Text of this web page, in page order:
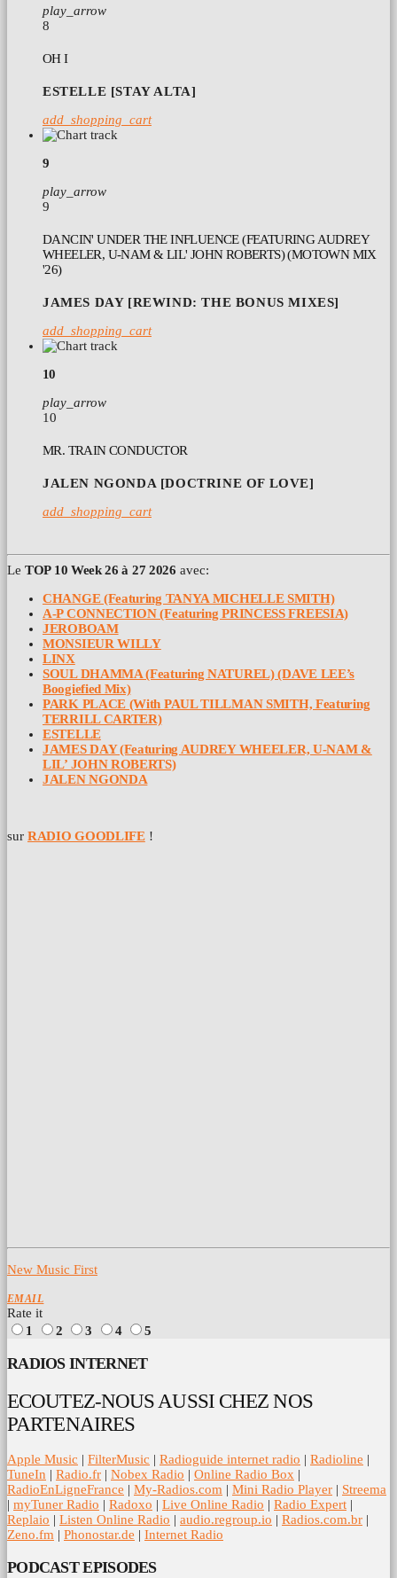
play_arrow
8
OH I
ESTELLE [STAY ALTA]
add_shopping_cart
9
play_arrow
9
DANCIN' UNDER THE INFLUENCE (FEATURING AUDREY
WHEELER, U-NAM & LIL' JOHN ROBERTS) (MOTOWN MIX
'26)
JAMES DAY [REWIND: THE BONUS MIXES]
add_shopping_cart
10
play_arrow
10
MR. TRAIN CONDUCTOR
JALEN NGONDA [DOCTRINE OF LOVE]
add_shopping_cart
Le TOP 10 Week 26 à 27 2026 avec:
CHANGE (Featuring TANYA MICHELLE SMITH)
A-P CONNECTION (Featuring PRINCESS FREESIA)
JEROBOAM
MONSIEUR WILLY
LINX
SOUL DHAMMA (Featuring NATUREL) (DAVE LEE’s
Boogiefied Mix)
PARK PLACE (With PAUL TILLMAN SMITH, Featuring
TERRILL CARTER)
ESTELLE
JAMES DAY (Featuring AUDREY WHEELER, U-NAM &
LIL’ JOHN ROBERTS)
JALEN NGONDA
sur RADIO GOODLIFE!
New Music First
EMAIL
Rate it
1
2 3 4 5
RADIOS INTERNET
ECOUTEZ-NOUS AUSSI CHEZ NOS
PARTENAIRES
Apple Music | FilterMusic | Radioguide internet radio | Radioline |
TuneIn | Radio.fr | Nobex Radio | Online Radio Box |
RadioEnLigneFrance | My-Radios.com | Mini Radio Player | Streema
| myTuner Radio | Radoxo | Live Online Radio | Radio Expert |
Replaio | Listen Online Radio | audio.regroup.io | Radios.com.br |
Zeno.fm | Phonostar.de | Internet Radio
PODCAST EPISODES